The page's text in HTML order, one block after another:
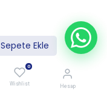
Sepete Ekle
0
Wishlist Hesap